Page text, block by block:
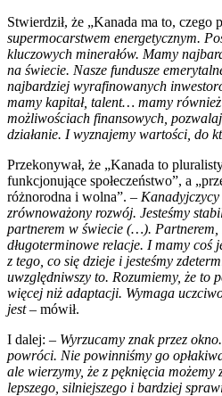
Stwierdził, że „Kanada ma to, czego
supermocarstwem energetycznym.
kluczowych minerałów. Mamy
na świecie. Nasze fundusze
najbardziej wyrafinowanych
mamy kapitał, talent… mamy
możliwościach finansowych,
działanie. I wyznajemy wartości, do
Przekonywał, że „Kanada to
funkcjonujące społeczeństwo”, a
różnorodna i wolna”. –
zrównoważony rozwój. Jesteśmy
partnerem w świecie (…).
długoterminowe relacje. I mamy coś
z tego, co się dzieje i jesteśmy
uwzględniwszy to. Rozumiemy, że to
więcej niż adaptacji. Wymaga
jest – mówił.
I dalej: – Wyrzucamy znak przez
powróci. Nie powinniśmy go
ale wierzymy, że z pęknięcia możemy
lepszego, silniejszego i bardziej